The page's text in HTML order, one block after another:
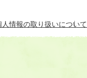
人情報の取り扱いについて